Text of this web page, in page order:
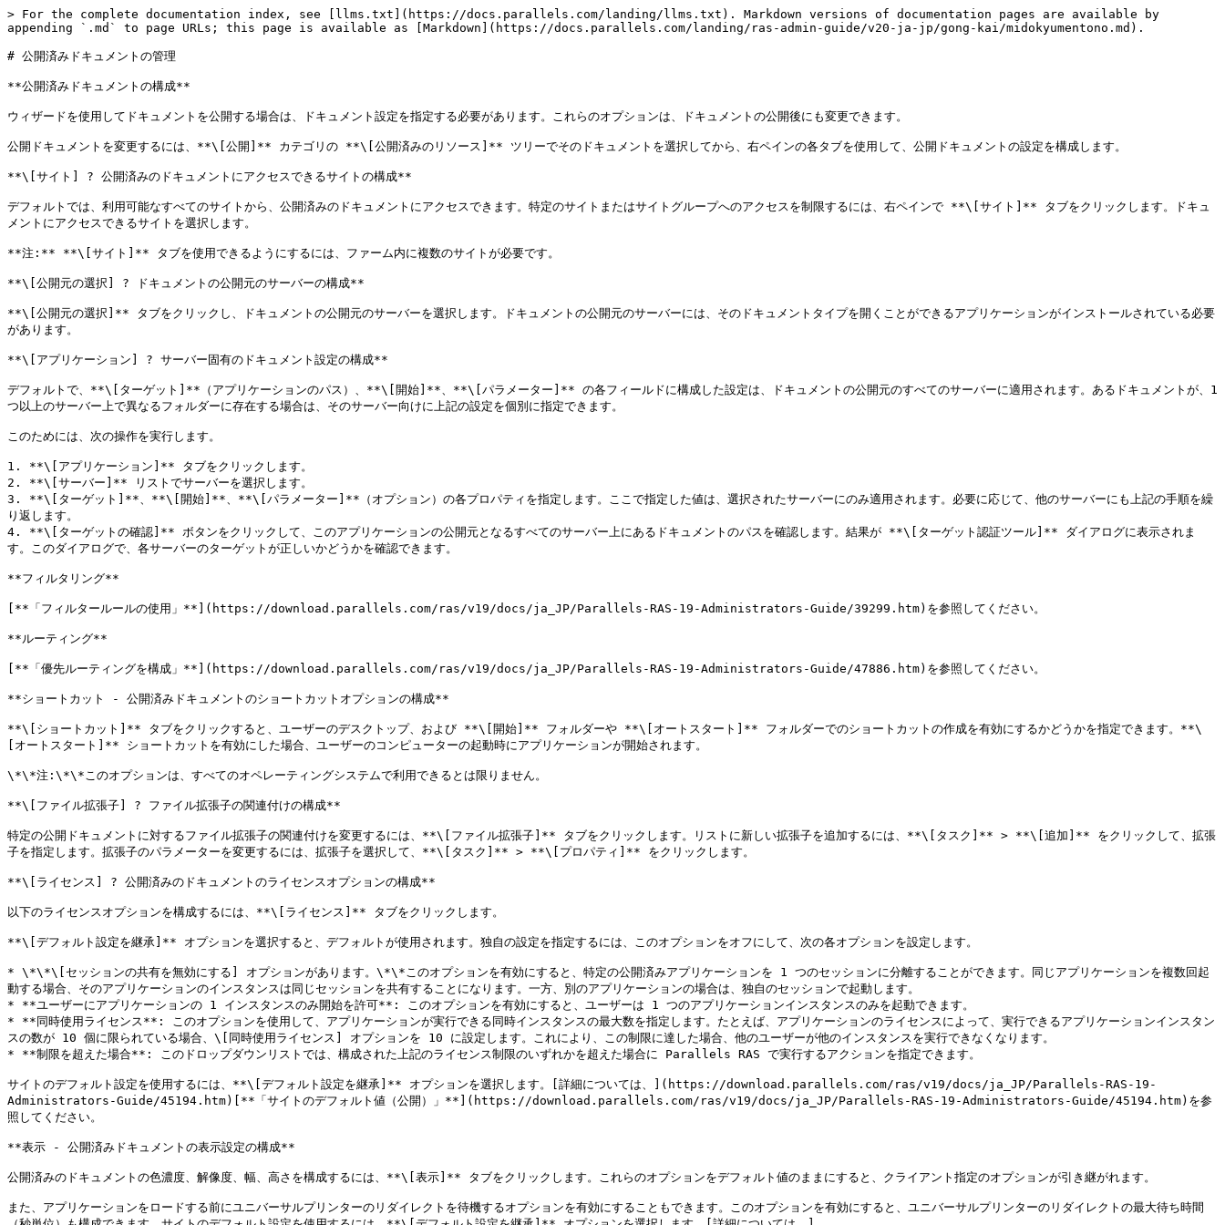
> For the complete documentation index, see [llms.txt](https://docs.parallels.com/landing/llms.txt). Markdown versions of documentation pages are available by
appending `.md` to page URLs; this page is available as [Markdown](https://docs.parallels.com/landing/ras-admin-guide/v20-ja-jp/gong-kai/midokyumentono.md).
# 公開済みドキュメントの管理
**公開済みドキュメントの構成**
ウィザードを使用してドキュメントを公開する場合は、ドキュメント設定を指定する必要があります。これらのオプションは、ドキュメントの公開後にも変更できます。
公開ドキュメントを変更するには、**\[公開]** カテゴリの **\[公開済みのリソース]** ツリーでそのドキュメントを選択してから、右ペインの各タブを使用して、公開ドキュメントの設定を構成します。
**\[サイト] ? 公開済みのドキュメントにアクセスできるサイトの構成**
デフォルトでは、利用可能なすべてのサイトから、公開済みのドキュメントにアクセスできます。特定のサイトまたはサイトグループへのアクセスを制限するには、右ペインで **\[サイト]** タブをクリックします。ドキュ
メントにアクセスできるサイトを選択します。
**注:** **\[サイト]** タブを使用できるようにするには、ファーム内に複数のサイトが必要です。
**\[公開元の選択] ? ドキュメントの公開元のサーバーの構成**
**\[公開元の選択]** タブをクリックし、ドキュメントの公開元のサーバーを選択します。ドキュメントの公開元のサーバーには、そのドキュメントタイプを開くことができるアプリケーションがインストールされている必要
があります。
**\[アプリケーション] ? サーバー固有のドキュメント設定の構成**
デフォルトで、**\[ターゲット]**（アプリケーションのパス）、**\[開始]**、**\[パラメーター]** の各フィールドに構成した設定は、ドキュメントの公開元のすべてのサーバーに適用されます。あるドキュメントが、1
つ以上のサーバー上で異なるフォルダーに存在する場合は、そのサーバー向けに上記の設定を個別に指定できます。
このためには、次の操作を実行します。
1. **\[アプリケーション]** タブをクリックします。
2. **\[サーバー]** リストでサーバーを選択します。
3. **\[ターゲット]**、**\[開始]**、**\[パラメーター]**（オプション）の各プロパティを指定します。ここで指定した値は、選択されたサーバーにのみ適用されます。必要に応じて、他のサーバーにも上記の手順を繰
り返します。
4. **\[ターゲットの確認]** ボタンをクリックして、このアプリケーションの公開元となるすべてのサーバー上にあるドキュメントのパスを確認します。結果が **\[ターゲット認証ツール]** ダイアログに表示されま
す。このダイアログで、各サーバーのターゲットが正しいかどうかを確認できます。
**フィルタリング**
[**「フィルタールールの使用」**](https://download.parallels.com/ras/v19/docs/ja_JP/Parallels-RAS-19-Administrators-Guide/39299.htm)を参照してください。
**ルーティング**
[**「優先ルーティングを構成」**](https://download.parallels.com/ras/v19/docs/ja_JP/Parallels-RAS-19-Administrators-Guide/47886.htm)を参照してください。
**ショートカット - 公開済みドキュメントのショートカットオプションの構成**
**\[ショートカット]** タブをクリックすると、ユーザーのデスクトップ、および **\[開始]** フォルダーや **\[オートスタート]** フォルダーでのショートカットの作成を有効にするかどうかを指定できます。**\
[オートスタート]** ショートカットを有効にした場合、ユーザーのコンピューターの起動時にアプリケーションが開始されます。
\*\*注:\*\*このオプションは、すべてのオペレーティングシステムで利用できるとは限りません。
**\[ファイル拡張子] ? ファイル拡張子の関連付けの構成**
特定の公開ドキュメントに対するファイル拡張子の関連付けを変更するには、**\[ファイル拡張子]** タブをクリックします。リストに新しい拡張子を追加するには、**\[タスク]** > **\[追加]** をクリックして、拡張
子を指定します。拡張子のパラメーターを変更するには、拡張子を選択して、**\[タスク]** > **\[プロパティ]** をクリックします。
**\[ライセンス] ? 公開済みのドキュメントのライセンスオプションの構成**
以下のライセンスオプションを構成するには、**\[ライセンス]** タブをクリックします。
**\[デフォルト設定を継承]** オプションを選択すると、デフォルトが使用されます。独自の設定を指定するには、このオプションをオフにして、次の各オプションを設定します。
* \*\*\[セッションの共有を無効にする] オプションがあります。\*\*このオプションを有効にすると、特定の公開済みアプリケーションを 1 つのセッションに分離することができます。同じアプリケーションを複数回起
動する場合、そのアプリケーションのインスタンスは同じセッションを共有することになります。一方、別のアプリケーションの場合は、独自のセッションで起動します。
* **ユーザーにアプリケーションの 1 インスタンスのみ開始を許可**: このオプションを有効にすると、ユーザーは 1 つのアプリケーションインスタンスのみを起動できます。
* **同時使用ライセンス**: このオプションを使用して、アプリケーションが実行できる同時インスタンスの最大数を指定します。たとえば、アプリケーションのライセンスによって、実行できるアプリケーションインスタン
スの数が 10 個に限られている場合、\[同時使用ライセンス] オプションを 10 に設定します。これにより、この制限に達した場合、他のユーザーが他のインスタンスを実行できなくなります。
* **制限を超えた場合**: このドロップダウンリストでは、構成された上記のライセンス制限のいずれかを超えた場合に Parallels RAS で実行するアクションを指定できます。
サイトのデフォルト設定を使用するには、**\[デフォルト設定を継承]** オプションを選択します。[詳細については、](https://download.parallels.com/ras/v19/docs/ja_JP/Parallels-RAS-19-
Administrators-Guide/45194.htm)[**「サイトのデフォルト値（公開）」**](https://download.parallels.com/ras/v19/docs/ja_JP/Parallels-RAS-19-Administrators-Guide/45194.htm)を参
照してください。
**表示 - 公開済みドキュメントの表示設定の構成**
公開済みのドキュメントの色濃度、解像度、幅、高さを構成するには、**\[表示]** タブをクリックします。これらのオプションをデフォルト値のままにすると、クライアント指定のオプションが引き継がれます。
また、アプリケーションをロードする前にユニバーサルプリンターのリダイレクトを待機するオプションを有効にすることもできます。このオプションを有効にすると、ユニバーサルプリンターのリダイレクトの最大待ち時間